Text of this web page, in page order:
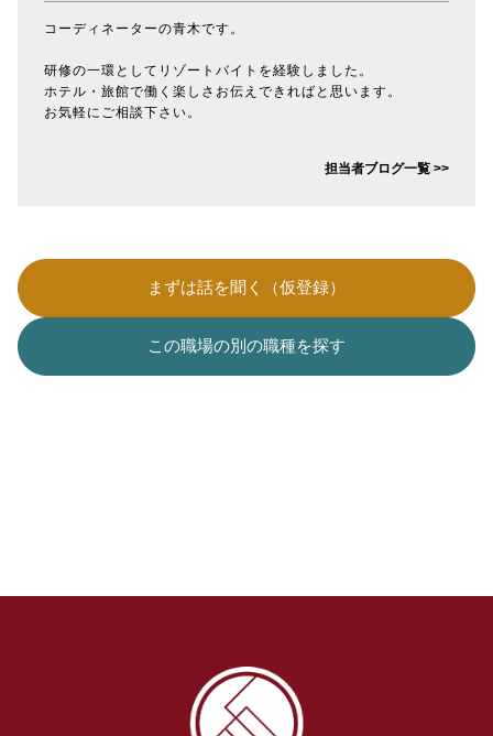
コーディネーターの青木です。
研修の一環としてリゾートバイトを経験しました。
ホテル・旅館で働く楽しさお伝えできればと思います。
お気軽にご相談下さい。
担当者ブログ一覧 >>
まずは話を聞く（仮登録）
この職場の別の職種を探す